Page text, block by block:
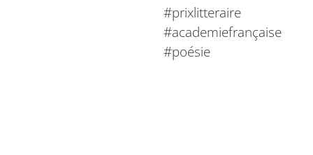
#prixlitteraire
#academiefrançaise
#poésie